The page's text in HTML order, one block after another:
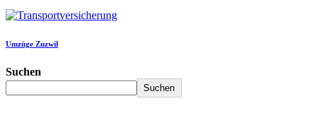
Umzüge Zuzwil
Suchen
Suchen